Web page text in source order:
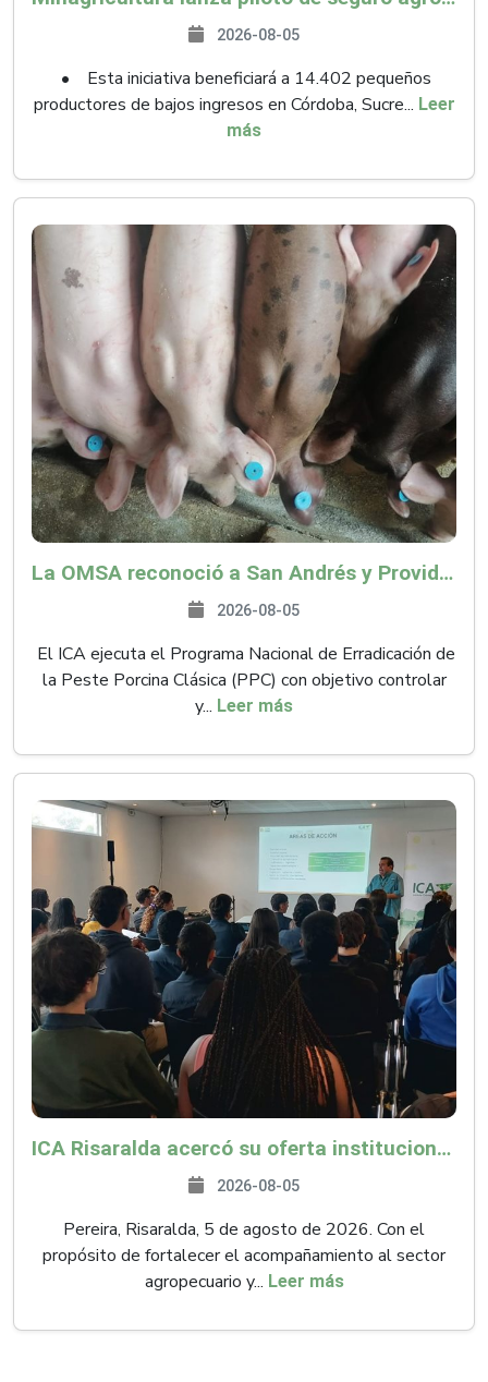
2026-08-05
• Esta iniciativa beneficiará a 14.402 pequeños
productores de bajos ingresos en Córdoba, Sucre... Leer
más
La OMSA reconoció a San Andrés y Providencia como zona libre de Peste Porcina Clásica (PPC)
2026-08-05
El ICA ejecuta el Programa Nacional de Erradicación de
la Peste Porcina Clásica (PPC) con objetivo controlar
y... Leer más
ICA Risaralda acercó su oferta institucional a productores y emprendedores en Expocamello
2026-08-05
Pereira, Risaralda, 5 de agosto de 2026. Con el
propósito de fortalecer el acompañamiento al sector
agropecuario y... Leer más